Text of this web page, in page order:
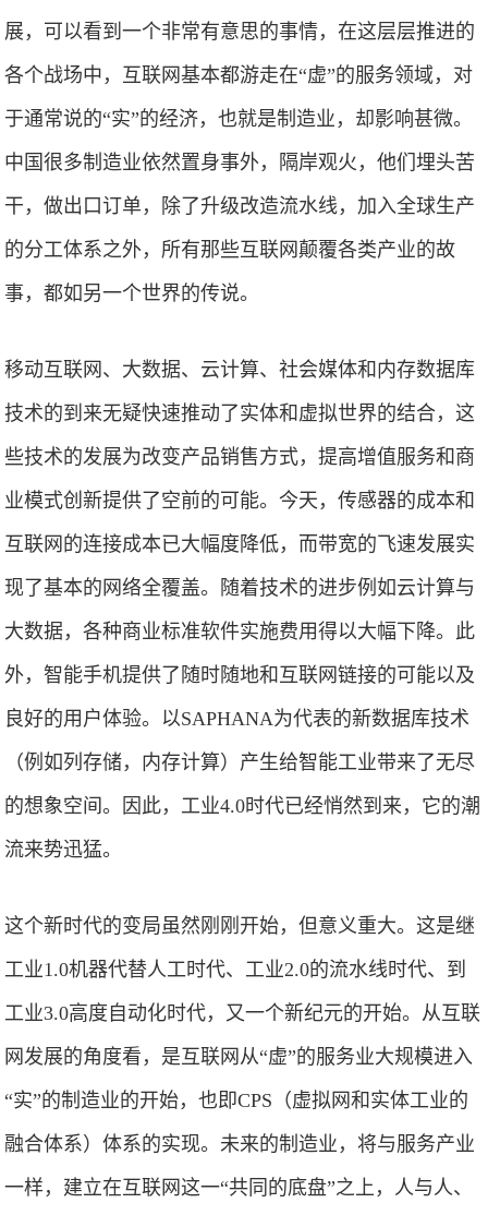
展，可以看到一个非常有意思的事情，在这层层推进的
各个战场中，互联网基本都游走在“虚”的服务领域，对
于通常说的“实”的经济，也就是制造业，却影响甚微。
中国很多制造业依然置身事外，隔岸观火，他们埋头苦
干，做出口订单，除了升级改造流水线，加入全球生产
的分工体系之外，所有那些互联网颠覆各类产业的故
事，都如另一个世界的传说。
移动互联网、大数据、云计算、社会媒体和内存数据库
技术的到来无疑快速推动了实体和虚拟世界的结合，这
些技术的发展为改变产品销售方式，提高增值服务和商
业模式创新提供了空前的可能。今天，传感器的成本和
互联网的连接成本已大幅度降低，而带宽的飞速发展实
现了基本的网络全覆盖。随着技术的进步例如云计算与
大数据，各种商业标准软件实施费用得以大幅下降。此
外，智能手机提供了随时随地和互联网链接的可能以及
良好的用户体验。以SAPHANA为代表的新数据库技术
（例如列存储，内存计算）产生给智能工业带来了无尽
的想象空间。因此，工业4.0时代已经悄然到来，它的潮
流来势迅猛。
这个新时代的变局虽然刚刚开始，但意义重大。这是继
工业1.0机器代替人工时代、工业2.0的流水线时代、到
工业3.0高度自动化时代，又一个新纪元的开始。从互联
网发展的角度看，是互联网从“虚”的服务业大规模进入
“实”的制造业的开始，也即CPS（虚拟网和实体工业的
融合体系）体系的实现。未来的制造业，将与服务产业
一样，建立在互联网这一“共同的底盘”之上，人与人、